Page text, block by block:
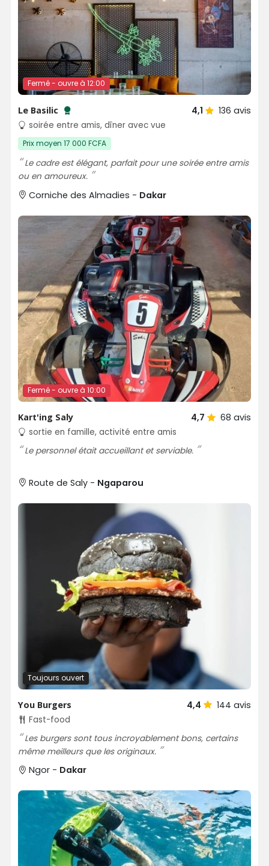
Fermé - ouvre à 12:00
Le Basilic
Testé et approuvé par SénéGuide
4,1 136 avis
soirée entre amis, dîner avec vue
Prix moyen 17 000 FCFA
Le cadre est élégant, parfait pour une soirée entre amis
ou en amoureux.
Corniche des Almadies - Dakar
Fermé - ouvre à 10:00
Kart'ing Saly 4,7 68 avis
sortie en famille, activité entre amis
Le personnel était accueillant et serviable.
Route de Saly - Ngaparou
Toujours ouvert
You Burgers 4,4 144 avis
Fast-food
Les burgers sont tous incroyablement bons, certains
même meilleurs que les originaux.
Ngor - Dakar